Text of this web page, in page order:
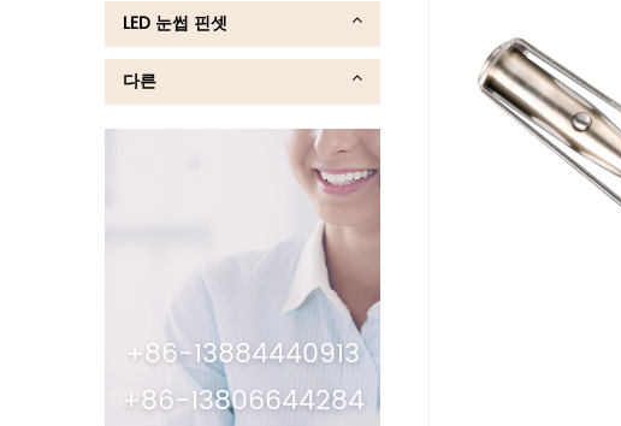
LED 눈썹 핀셋
다른
+86-13884440913
+86-13806644284